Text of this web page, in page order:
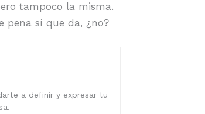
tampoco la misma.
pena sí que da, ¿no?
a definir y expresar tu